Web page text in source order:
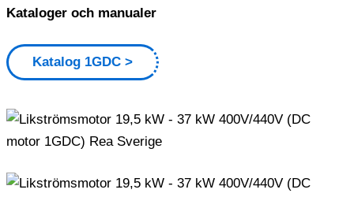
Kataloger och manualer
Katalog 1GDC